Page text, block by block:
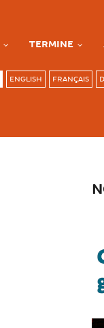
TERMINE
ENGLISH FRANÇAIS